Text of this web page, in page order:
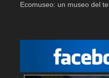
Ecomuseo: un museo del